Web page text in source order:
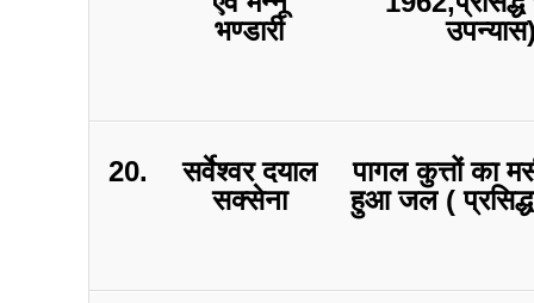
भण्डारी
20.
सर्वेश्वर दयाल
सक्सेना
पागल कुत्तों का
हुआ जल (